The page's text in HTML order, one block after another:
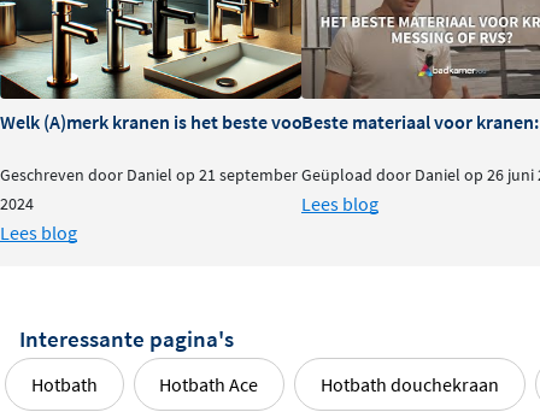
Welk (A)merk kranen is het beste voor je badkamer?
Geschreven door Daniel op 21 september
2024
Lees blog
Beste materiaal voor kranen:
Geüpload door Daniel op 26 juni
Lees blog
Interessante pagina's
Hotbath Hotbath Ace Hotbath douchekraan